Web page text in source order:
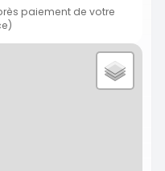
paiement de votre